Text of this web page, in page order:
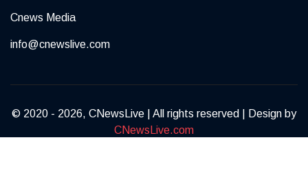
Cnews Media
info@cnewslive.com
© 2020 - 2026, CNewsLive | All rights reserved | Design by
CNewsLive.com